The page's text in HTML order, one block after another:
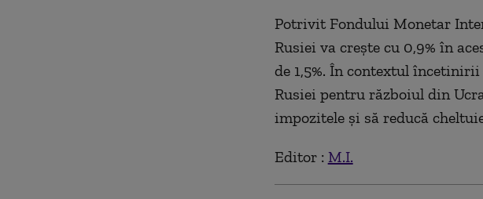
Potrivit Fondului Monetar
Rusiei va creşte cu 0,9% în
de 1,5%. În contextul
Rusiei pentru războiul din
impozitele şi să reducă
Editor : M.I.